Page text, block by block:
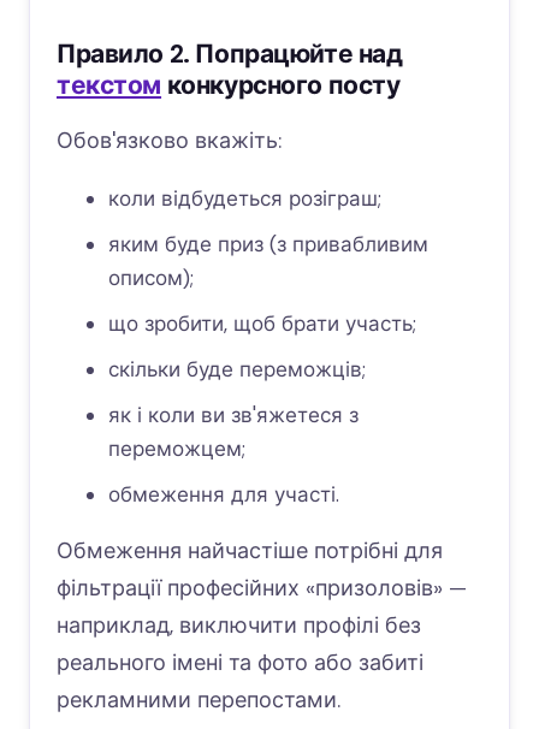
Правило 2. Попрацюйте над
текстом конкурсного посту
Обов'язково вкажіть:
коли відбудеться розіграш;
яким буде приз (з привабливим
описом);
що зробити, щоб брати участь;
скільки буде переможців;
як і коли ви зв'яжетеся з
переможцем;
обмеження для участі.
Обмеження найчастіше потрібні для
фільтрації професійних «призоловів» —
наприклад, виключити профілі без
реального імені та фото або забиті
рекламними перепостами.